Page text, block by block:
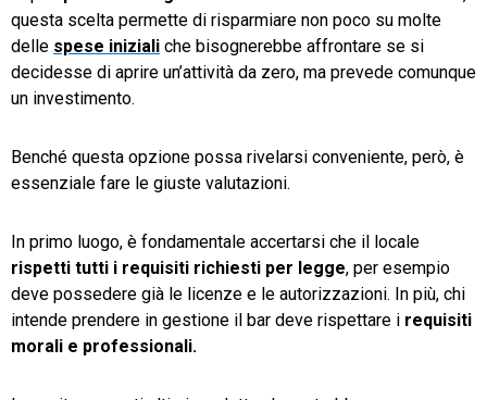
questa scelta permette di risparmiare non poco su molte
delle spese iniziali che bisognerebbe affrontare se si
decidesse di aprire un’attività da zero, ma prevede comunque
un investimento.
Benché questa opzione possa rivelarsi conveniente, però, è
essenziale fare le giuste valutazioni.
In primo luogo, è fondamentale accertarsi che il locale
rispetti tutti i requisiti richiesti per legge, per esempio
deve possedere già le licenze e le autorizzazioni. In più, chi
intende prendere in gestione il bar deve rispettare i requisiti
morali e professionali.